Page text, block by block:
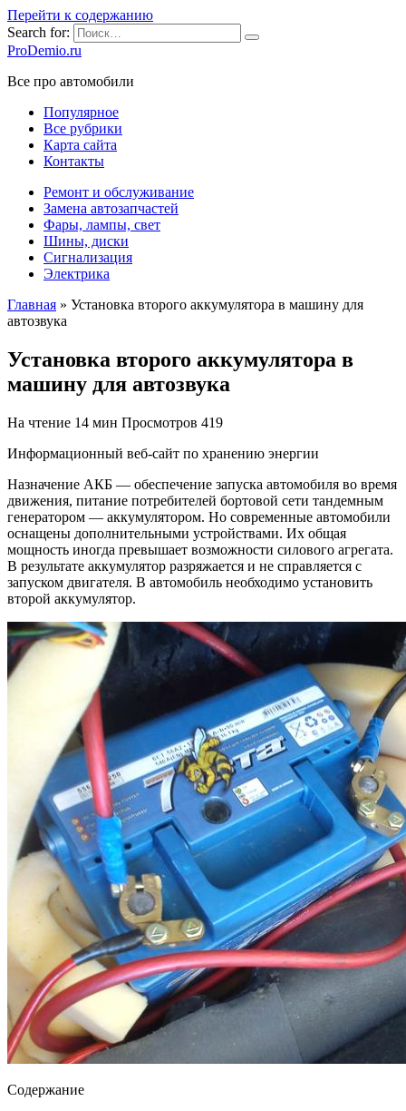
Перейти к содержанию
Search for:
ProDemio.ru
Все про автомобили
Популярное
Все рубрики
Карта сайта
Контакты
Ремонт и обслуживание
Замена автозапчастей
Фары, лампы, свет
Шины, диски
Сигнализация
Электрика
Главная » Установка второго аккумулятора в машину для
автозвука
Установка второго аккумулятора в
машину для автозвука
На чтение 14 мин Просмотров 419
Информационный веб-сайт по хранению энергии
Назначение АКБ — обеспечение запуска автомобиля во время
движения, питание потребителей бортовой сети тандемным
генератором — аккумулятором. Но современные автомобили
оснащены дополнительными устройствами. Их общая
мощность иногда превышает возможности силового агрегата.
В результате аккумулятор разряжается и не справляется с
запуском двигателя. В автомобиль необходимо установить
второй аккумулятор.
Содержание